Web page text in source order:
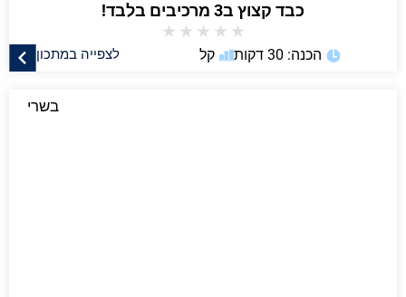
כבד קצוץ ב3 מרכיבים בלבד!
★
★
★
★
★
לצפייה במתכון הכנה: 30 דקות קל
בשרי